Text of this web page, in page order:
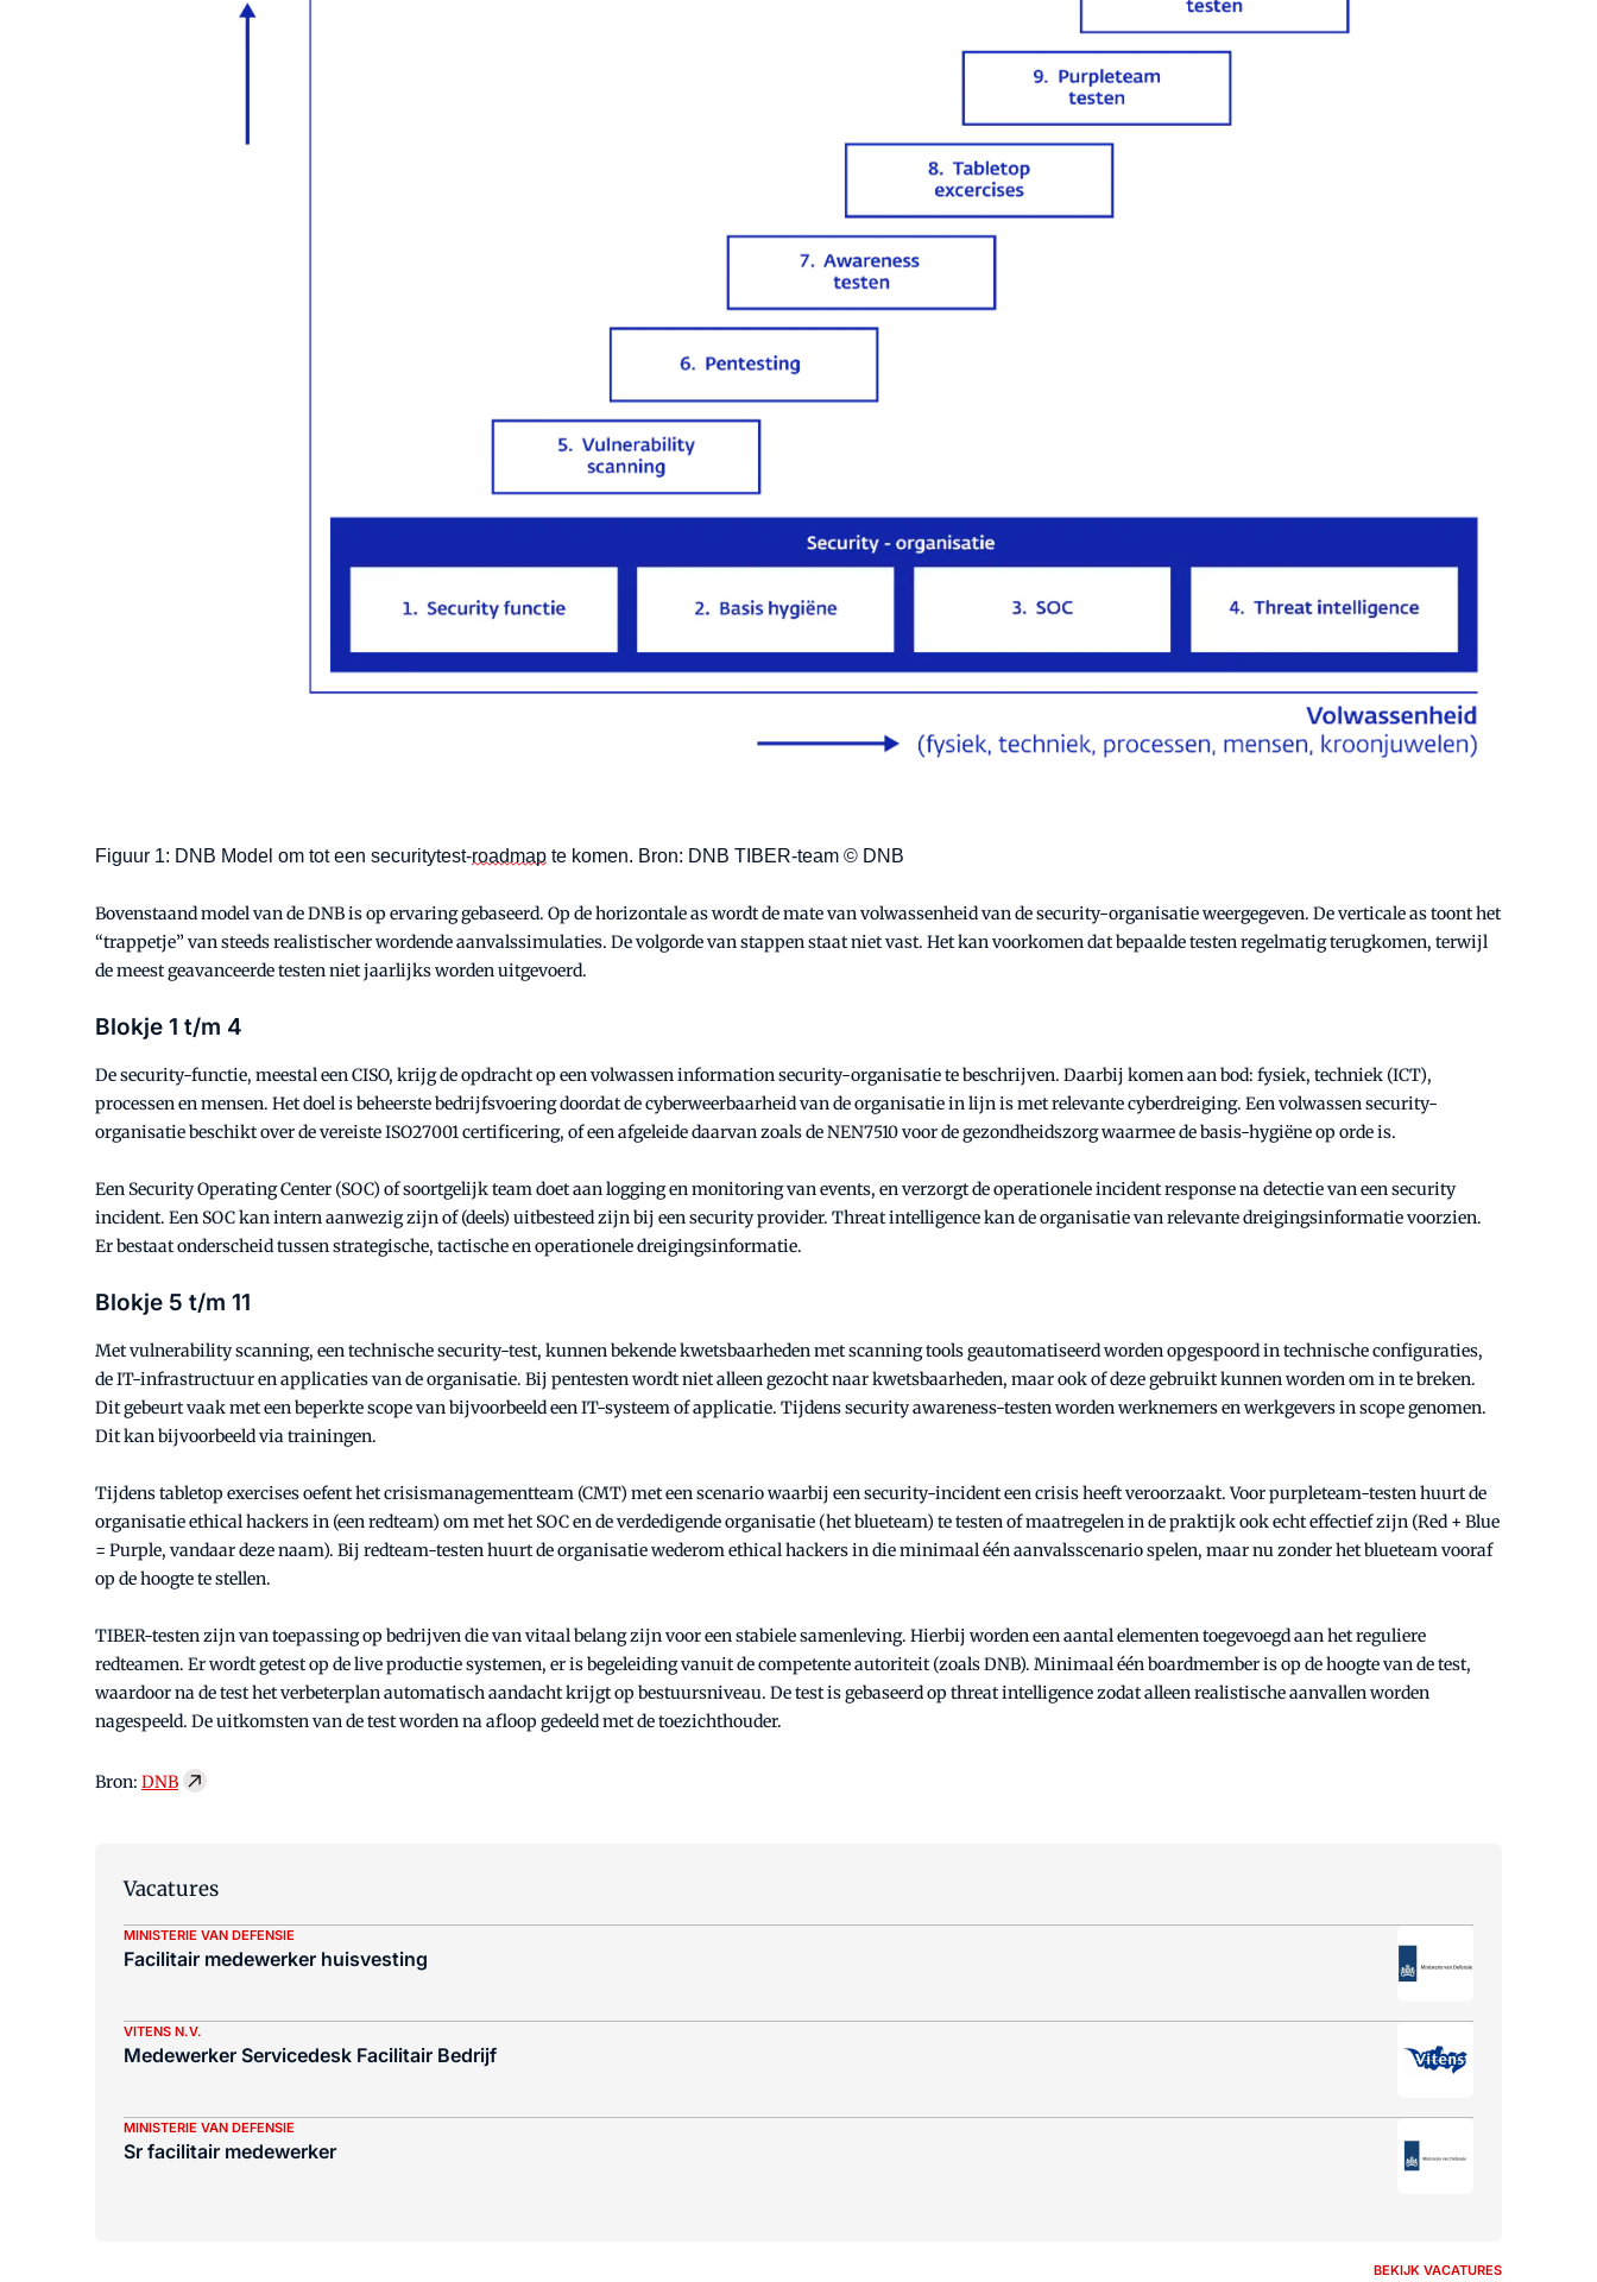
Figuur 1: DNB Model om tot een securitytest-roadmap te komen. Bron: DNB TIBER-team © DNB
Bovenstaand model van de DNB is op ervaring gebaseerd. Op de horizontale as wordt de mate van volwassenheid van de security-organisatie weergegeven. De verticale as toont het
“trappetje” van steeds realistischer wordende aanvalssimulaties. De volgorde van stappen staat niet vast. Het kan voorkomen dat bepaalde testen regelmatig terugkomen, terwijl
de meest geavanceerde testen niet jaarlijks worden uitgevoerd.
Blokje 1 t/m 4
De security-functie, meestal een CISO, krijg de opdracht op een volwassen information security-organisatie te beschrijven. Daarbij komen aan bod: fysiek, techniek (ICT),
processen en mensen. Het doel is beheerste bedrijfsvoering doordat de cyberweerbaarheid van de organisatie in lijn is met relevante cyberdreiging. Een volwassen security-
organisatie beschikt over de vereiste ISO27001 certificering, of een afgeleide daarvan zoals de NEN7510 voor de gezondheidszorg waarmee de basis-hygiëne op orde is.
Een Security Operating Center (SOC) of soortgelijk team doet aan logging en monitoring van events, en verzorgt de operationele incident response na detectie van een security
incident. Een SOC kan intern aanwezig zijn of (deels) uitbesteed zijn bij een security provider. Threat intelligence kan de organisatie van relevante dreigingsinformatie voorzien.
Er bestaat onderscheid tussen strategische, tactische en operationele dreigingsinformatie.
Blokje 5 t/m 11
Met vulnerability scanning, een technische security-test, kunnen bekende kwetsbaarheden met scanning tools geautomatiseerd worden opgespoord in technische configuraties,
de IT-infrastructuur en applicaties van de organisatie. Bij pentesten wordt niet alleen gezocht naar kwetsbaarheden, maar ook of deze gebruikt kunnen worden om in te breken.
Dit gebeurt vaak met een beperkte scope van bijvoorbeeld een IT-systeem of applicatie. Tijdens security awareness-testen worden werknemers en werkgevers in scope genomen.
Dit kan bijvoorbeeld via trainingen.
Tijdens tabletop exercises oefent het crisismanagementteam (CMT) met een scenario waarbij een security-incident een crisis heeft veroorzaakt. Voor purpleteam-testen huurt de
organisatie ethical hackers in (een redteam) om met het SOC en de verdedigende organisatie (het blueteam) te testen of maatregelen in de praktijk ook echt effectief zijn (Red + Blue
= Purple, vandaar deze naam). Bij redteam-testen huurt de organisatie wederom ethical hackers in die minimaal één aanvalsscenario spelen, maar nu zonder het blueteam vooraf
op de hoogte te stellen.
TIBER-testen zijn van toepassing op bedrijven die van vitaal belang zijn voor een stabiele samenleving. Hierbij worden een aantal elementen toegevoegd aan het reguliere
redteamen. Er wordt getest op de live productie systemen, er is begeleiding vanuit de competente autoriteit (zoals DNB). Minimaal één boardmember is op de hoogte van de test,
waardoor na de test het verbeterplan automatisch aandacht krijgt op bestuursniveau. De test is gebaseerd op threat intelligence zodat alleen realistische aanvallen worden
nagespeeld. De uitkomsten van de test worden na afloop gedeeld met de toezichthouder.
Bron: DNB
Vacatures
MINISTERIE VAN DEFENSIE
Facilitair medewerker huisvesting
VITENS N.V.
Medewerker Servicedesk Facilitair Bedrijf
MINISTERIE VAN DEFENSIE
Sr facilitair medewerker
BEKIJK VACATURES